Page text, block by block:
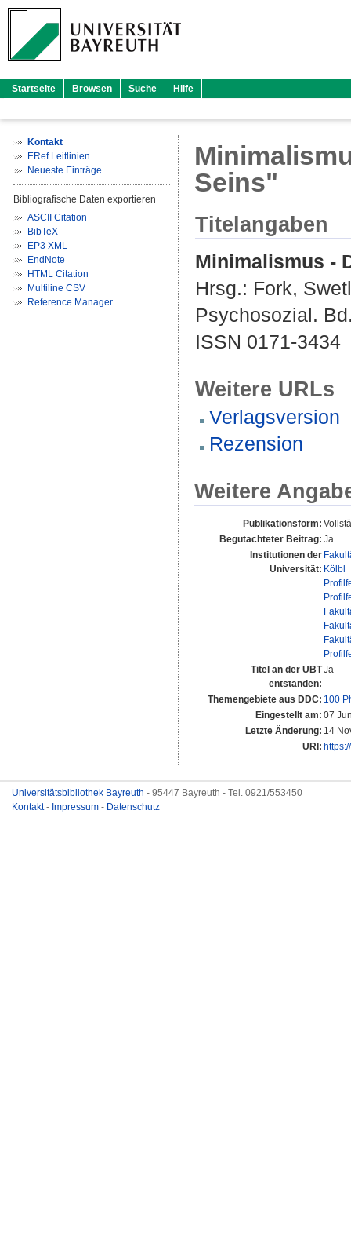
Startseite Browsen Suche Hilfe
Kontakt
ERef Leitlinien
Neueste Einträge
Bibliografische Daten exportieren
ASCII Citation
BibTeX
EP3 XML
EndNote
HTML Citation
Multiline CSV
Reference Manager
Seins"
Titelangaben
Minimalismus -
Hrsg.: Fork,
Psychosozial.
ISSN 0171-3434
Weitere URLs
Verlagsversion
Rezension
Weitere
Publikationsform:
Begutachteter Beitrag: Ja
Institutionen der
Universität: Kölbl
Titel an der UBT
entstanden:
Ja
Themengebiete aus DDC: 100
Eingestellt am: 07
Letzte Änderung: 14
URI:
Universitätsbibliothek Bayreuth - 95447 Bayreuth - Tel. 0921/553450
Kontakt- Impressum - Datenschutz